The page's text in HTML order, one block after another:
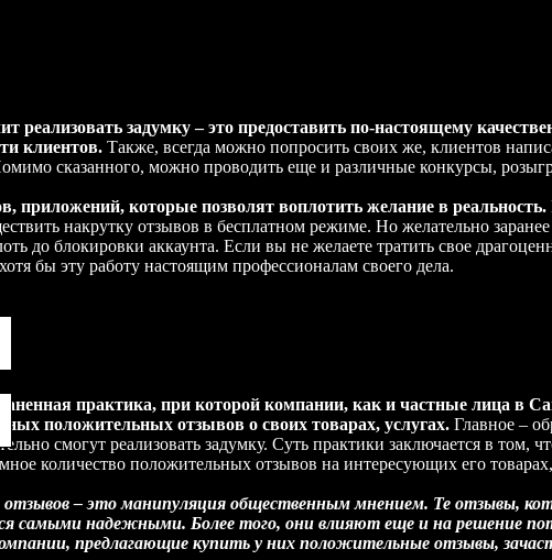
задумку – это предоставить по-настоящему
клиентов. Также, всегда можно попросить своих же, клиентов
сказанного, можно проводить еще и различные конкурсы,
приложений, которые позволят воплотить желание в реальность.
накрутку отзывов в бесплатном режиме. Но желательно заранее
до блокировки аккаунта. Если вы не желаете тратить свое
бы эту работу настоящим профессионалам своего дела.
практика, при которой компании, как и частные лица в
положительных отзывов о своих товарах, услугах. Главное –
смогут реализовать задумку. Суть практики заключается в том,
количество положительных отзывов на интересующих его
– это манипуляция общественным мнением. Те отзывы,
самыми надежными. Более того, они влияют еще и на решение
предлагающие купить у них положительные отзывы,